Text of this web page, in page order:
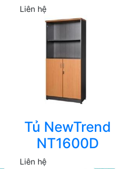
Liên hệ
Tủ NewTrend
NT1600D
Liên hệ